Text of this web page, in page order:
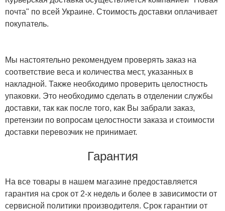
почта" по всей Украине. Стоимость доставки оплачивает
покупатель.
Мы настоятельно рекомендуем проверять заказ на
соответствие веса и количества мест, указанных в
накладной. Также необходимо проверить целостность
упаковки. Это необходимо сделать в отделении службы
доставки, так как после того, как Вы забрали заказ,
претензии по вопросам целостности заказа и стоимости
доставки перевозчик не принимает.
Гарантия
На все товары в нашем магазине предоставляется
гарантия на срок от 2-х недель и более в зависимости от
сервисной политики производителя. Срок гарантии от